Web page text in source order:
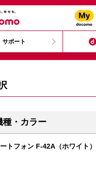
サポート
種・カラー
トフォン F-42A（ホワイト）